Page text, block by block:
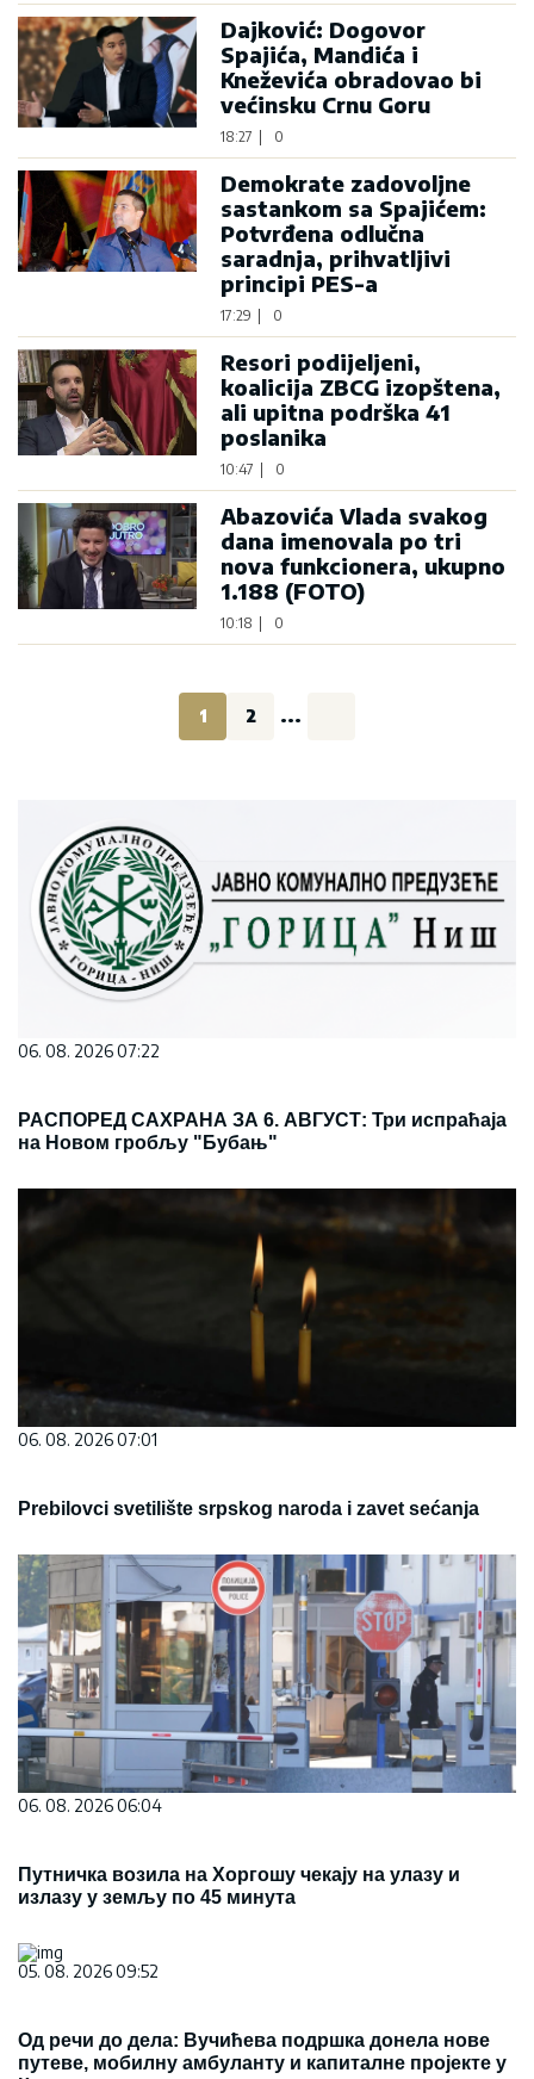
Dajković: Dogovor
Spajića, Mandića i
Kneževića obradovao bi
većinsku Crnu Goru
18:27 0
Demokrate zadovoljne
sastankom sa Spajićem:
Potvrđena odlučna
saradnja, prihvatljivi
principi PES-a
17:29 0
Resori podijeljeni,
koalicija ZBCG izopštena,
ali upitna podrška 41
poslanika
10:47 0
Abazovića Vlada svakog
dana imenovala po tri
nova funkcionera, ukupno
1.188 (FOTO)
10:18 0
1 2 ...
06. 08. 2026 07:22
РАСПОРЕД САХРАНА ЗА 6. АВГУСТ: Три испраћаја
на Новом гробљу "Бубањ"
06. 08. 2026 07:01
Prebilovci svetilište srpskog naroda i zavet sećanja
06. 08. 2026 06:04
Путничка возила на Хоргошу чекају на улазу и
излазу у земљу по 45 минута
05. 08. 2026 09:52
Од речи до дела: Вучићева подршка донела нове
путеве, мобилну амбуланту и капиталне пројекте у